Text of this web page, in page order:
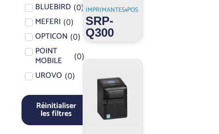
BLUEBIRD (0)
MEFERI (0)
OPTICON (0)
POINT
MOBILE (0)
UROVO (0)
Réinitialiser
les filtres
IMPRIMANTES>POS
SRP-
Q300